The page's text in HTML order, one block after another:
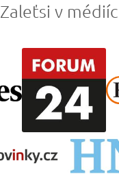
Zaleťsi v